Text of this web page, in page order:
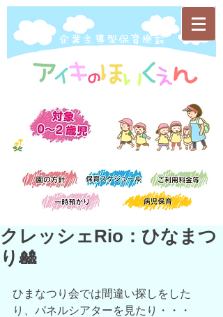
​企業主導型保育施設
クレッシェRio：ひなまつ
り🎎
ひまなつり会では間違い探しをした
り、パネルシアターを見たり・・・